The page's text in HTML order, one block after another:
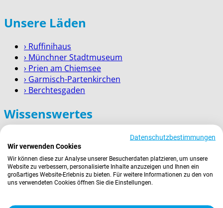
Unsere Läden
› Ruffinihaus
› Münchner Stadtmuseum
› Prien am Chiemsee
› Garmisch-Partenkirchen
› Berchtesgaden
Wissenswertes
Versand
Kontakt
Service für Firmenkunden
Datenschutzbestimmungen
Wir verwenden Cookies
Wir können diese zur Analyse unserer Besucherdaten platzieren, um unsere
Website zu verbessern, personalisierte Inhalte anzuzeigen und Ihnen ein
großartiges Website-Erlebnis zu bieten. Für weitere Informationen zu den von
uns verwendeten Cookies öffnen Sie die Einstellungen.